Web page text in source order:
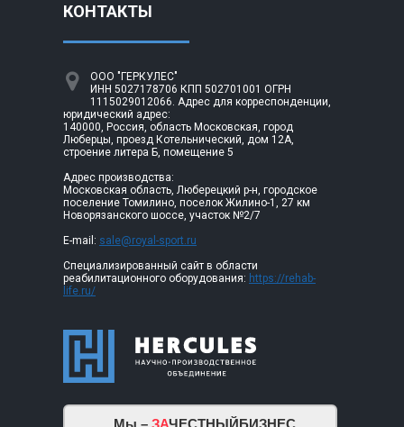
КОНТАКТЫ
ООО "ГЕРКУЛЕС"
ИНН 5027178706 КПП 502701001 ОГРН
1115029012066. Адрес для корреспонденции,
юридический адрес:
140000, Россия, область Московская, город
Люберцы, проезд Котельнический, дом 12А,
строение литера Б, помещение 5
Адрес производства:
Московская область, Люберецкий р-н, городское
поселение Томилино, поселок Жилино-1, 27 км
Новорязанского шоссе, участок №2/7
E-mail: sale@royal-sport.ru
Специализированный сайт в области
реабилитационного оборудования: https://rehab-
life.ru/